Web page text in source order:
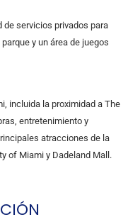
de servicios privados para
y un área de juegos
incluida la proximidad a The
entretenimiento y
atracciones de la
of Miami y Dadeland Mall.